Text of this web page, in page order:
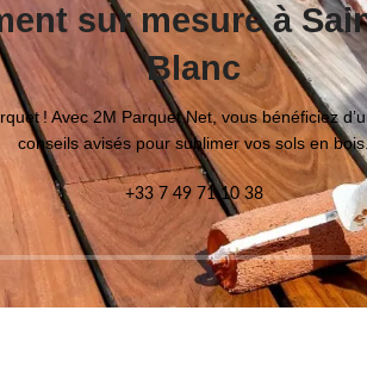
sur mesure à
Blanc
! Avec 2M Parquet Net, vous bénéficiez
conseils avisés pour sublimer vos sols en
+33 7 49 71 10 38